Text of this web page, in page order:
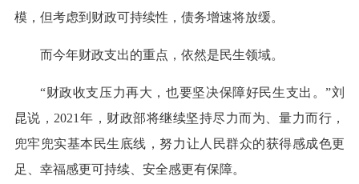
模，但考虑到财政可持续性，债务增速将放缓。
而今年财政支出的重点，依然是民生领域。
“财政收支压力再大，也要坚决保障好民生支出。”刘
昆说，2021年，财政部将继续坚持尽力而为、量力而行，
兜牢兜实基本民生底线，努力让人民群众的获得感成色更
足、幸福感更可持续、安全感更有保障。